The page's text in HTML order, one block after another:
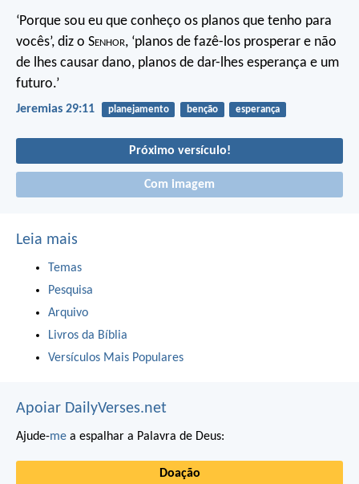
‘Porque sou eu que conheço os planos que tenho para
vocês’, diz o Senhor, ‘planos de fazê-los prosperar e não
de lhes causar dano, planos de dar-lhes esperança e um
futuro.’
Jeremias 29:11 planejamento benção esperança
Próximo versículo!
Com imagem
Leia mais
Temas
Pesquisa
Arquivo
Livros da Bíblia
Versículos Mais Populares
Apoiar DailyVerses.net
Ajude-me a espalhar a Palavra de Deus:
Doação